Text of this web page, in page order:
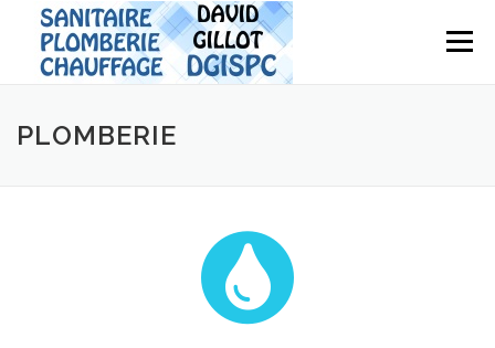
contenu
Menu
PLOMBERIE